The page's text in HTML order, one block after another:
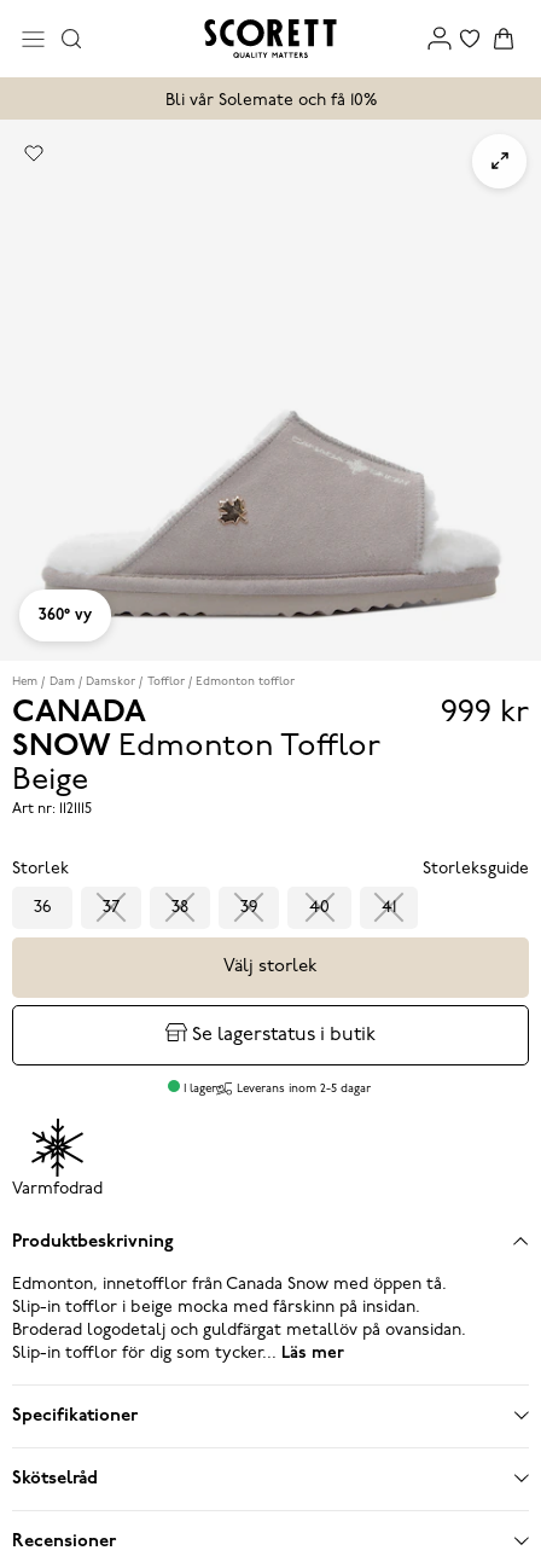
Bli vår Solemate och få 10%
360° vy
Hem Dam Damskor Tofflor Edmonton tofflor
CANADA
SNOW Edmonton Tofflor
Beige
Pris
999 kr
Art nr: 1121115
Storlek Storleksguide
36 37 38 39 40 41
Välj storlek
Se lagerstatus i butik
I lager Leverans inom 2-5 dagar
Varmfodrad
Produktbeskrivning
Edmonton, innetofflor från Canada Snow med öppen tå.
Slip-in tofflor i beige mocka med fårskinn på insidan.
Broderad logodetalj och guldfärgat metallöv på ovansidan.
Slip-in tofflor för dig som tycker... Läs mer
Specifikationer
Skötselråd
Recensioner